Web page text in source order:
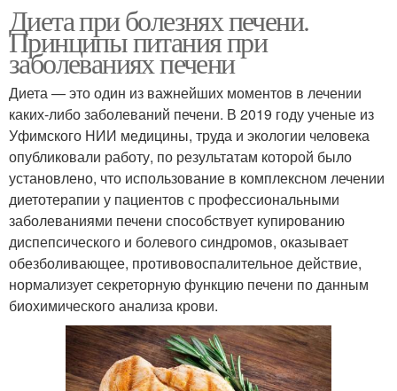
Диета при болезнях печени.
Принципы питания при
заболеваниях печени
Диета — это один из важнейших моментов в лечении
каких-либо заболеваний печени. В 2019 году ученые из
Уфимского НИИ медицины, труда и экологии человека
опубликовали работу, по результатам которой было
установлено, что использование в комплексном лечении
диетотерапии у пациентов с профессиональными
заболеваниями печени способствует купированию
диспепсического и болевого синдромов, оказывает
обезболивающее, противовоспалительное действие,
нормализует секреторную функцию печени по данным
биохимического анализа крови.